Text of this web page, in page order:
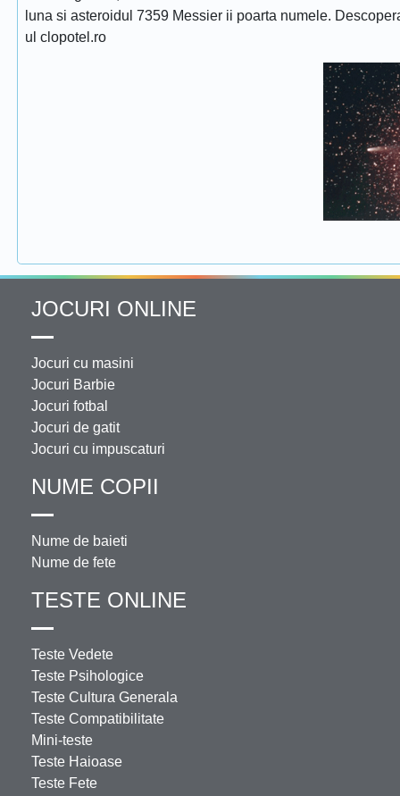
luna si asteroidul 7359 Messier ii poarta numele.
ul clopotel.ro
JOCURI ONLINE
Jocuri cu masini
Jocuri Barbie
Jocuri fotbal
Jocuri de gatit
Jocuri cu impuscaturi
NUME COPII
Nume de baieti
Nume de fete
TESTE ONLINE
Teste Vedete
Teste Psihologice
Teste Cultura Generala
Teste Compatibilitate
Mini-teste
Teste Haioase
Teste Fete